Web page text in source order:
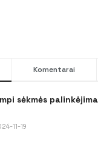
Komentarai
sėkmės
11-19